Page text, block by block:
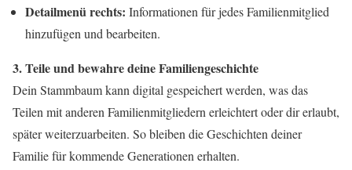
Detailmenü rechts: Informationen für jedes Familienmitglied
hinzufügen und bearbeiten.
3. Teile und bewahre deine Familiengeschichte
Dein Stammbaum kann digital gespeichert werden, was das
Teilen mit anderen Familienmitgliedern erleichtert oder dir erlaubt,
später weiterzuarbeiten. So bleiben die Geschichten deiner
Familie für kommende Generationen erhalten.